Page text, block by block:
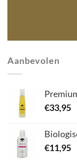
Aanbevolen
€33,95
€11,95